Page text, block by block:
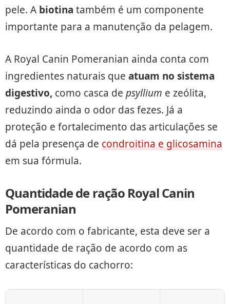
pele. A biotina também é um componente
importante para a manutenção da pelagem.
A Royal Canin Pomeranian ainda conta com
ingredientes naturais que atuam no sistema
digestivo, como casca de psyllium e zeólita,
reduzindo ainda o odor das fezes. Já a
proteção e fortalecimento das articulações se
dá pela presença de condroitina e glicosamina
em sua fórmula.
Quantidade de ração Royal Canin
Pomeranian
De acordo com o fabricante, esta deve ser a
quantidade de ração de acordo com as
características do cachorro: